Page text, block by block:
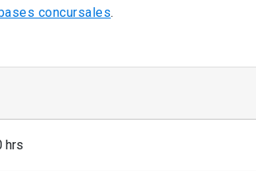
concursales.
hrs